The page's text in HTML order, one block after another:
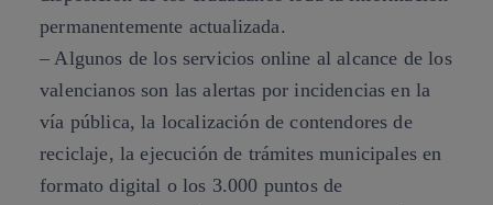
permanentemente actualizada.
– Algunos de los servicios online al alcance de los
valencianos son las alertas por incidencias en la
vía pública, la localización de contendores de
reciclaje, la ejecución de trámites municipales en
formato digital o los 3.000 puntos de